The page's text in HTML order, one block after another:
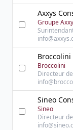
Axxys
Groupe
Broccolini
Broccolini
Directeur
Sineo
Sineo
Directeur